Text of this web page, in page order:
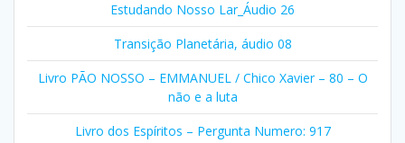
Estudando Nosso Lar_Áudio 26
Transição Planetária, áudio 08
Livro PÃO NOSSO – EMMANUEL / Chico Xavier – 80 – O
não e a luta
Livro dos Espíritos – Pergunta Numero: 917